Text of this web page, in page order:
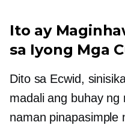
Ito ay
sa Iyong Mga
Dito sa Ecwid,
madali ang buhay ng
naman pinapasimple